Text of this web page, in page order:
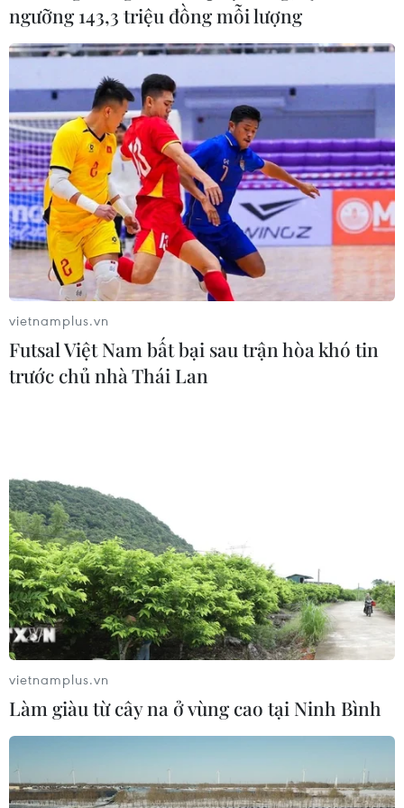
#Doanh nghiệp Việt Nam
#Kim ngạch trao đổi thương mại
#Tổng cục Hải quan Việt Nam
TIN LIÊN QUAN
ngưỡng 143,3 triệu đồng mỗi lượng
vietnamplus.vn
Futsal Việt Nam bất bại sau trận hòa khó tin
trước chủ nhà Thái Lan
vietnamplus.vn
Làm giàu từ cây na ở vùng cao tại Ninh Bình